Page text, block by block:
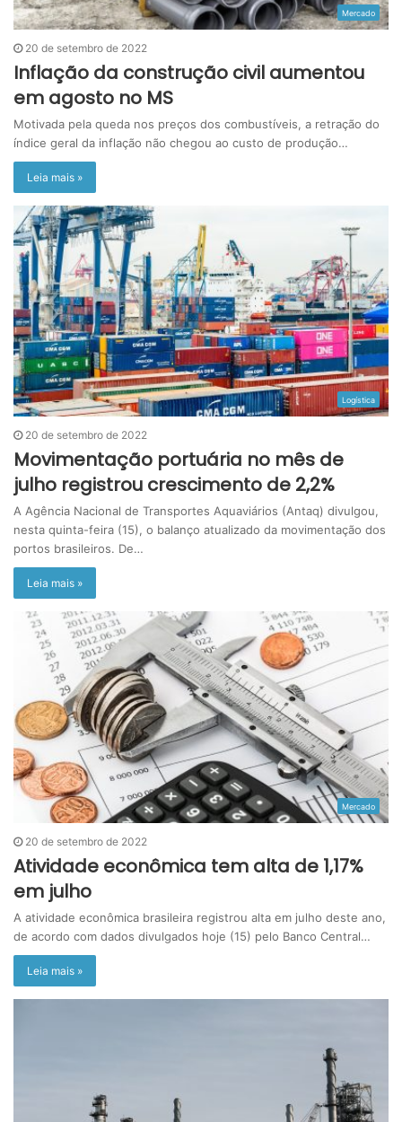
Mercado
20 de setembro de 2022
Inflação da construção civil aumentou
em agosto no MS
Motivada pela queda nos preços dos combustíveis, a retração do
índice geral da inflação não chegou ao custo de produção…
Leia mais »
Logística
20 de setembro de 2022
Movimentação portuária no mês de
julho registrou crescimento de 2,2%
A Agência Nacional de Transportes Aquaviários (Antaq) divulgou,
nesta quinta-feira (15), o balanço atualizado da movimentação dos
portos brasileiros. De…
Leia mais »
Mercado
20 de setembro de 2022
Atividade econômica tem alta de 1,17%
em julho
A atividade econômica brasileira registrou alta em julho deste ano,
de acordo com dados divulgados hoje (15) pelo Banco Central…
Leia mais »